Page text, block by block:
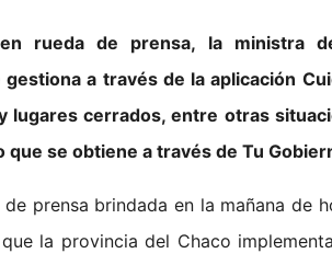
rueda de prensa, la ministra
a través de la aplicación
lugares cerrados, entre otras
que se obtiene a través de Tu
prensa brindada en la mañana de
la provincia del Chaco